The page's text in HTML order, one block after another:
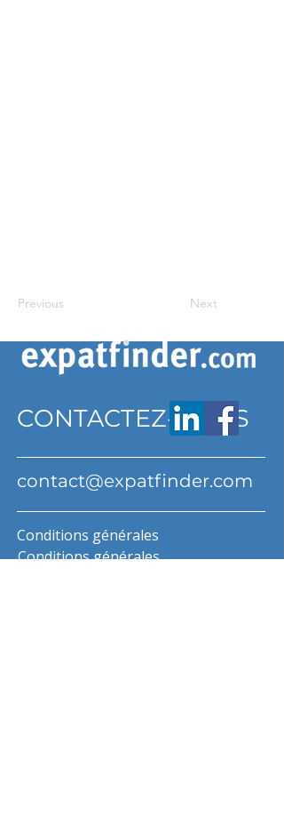
Previous Next
CONTACTEZ-NOUS
contact@expatfinder.com
Conditions générales
Conditions générales